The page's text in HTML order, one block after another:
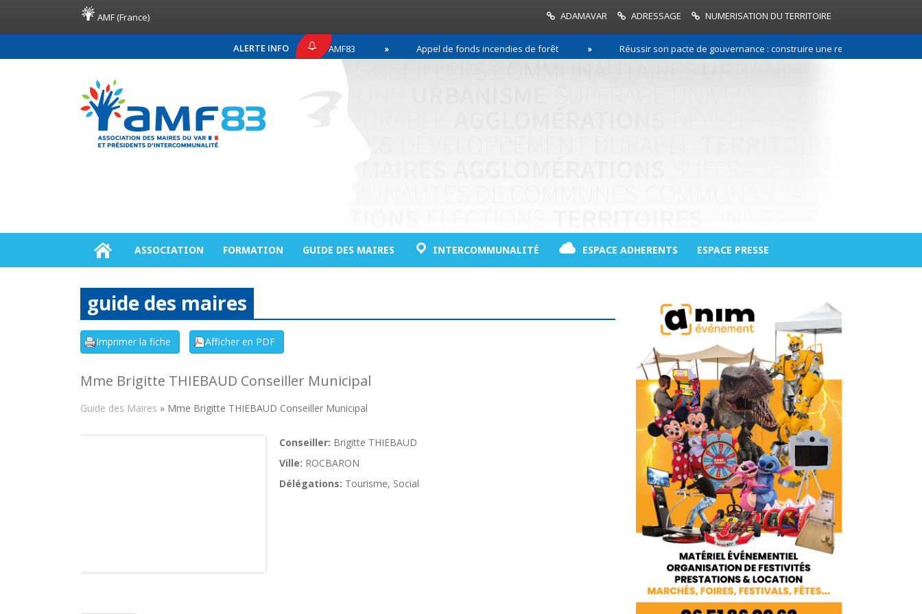
AMF (France) ADAMAVAR ADRESSAGE NUMERISATION DU TERRITOIRE
ALERTE INFO
COMMUNIQUÉ DE PRESSE AMF83 Appel de fonds incendies de forêt Réussir son pacte de gouvernance : construire une relation de confiance entre
ASSOCIATION FORMATION GUIDE DES MAIRES INTERCOMMUNALITÉ ESPACE ADHERENTS ESPACE PRESSE
guide des maires
Mme Brigitte THIEBAUD Conseiller Municipal
Guide des Maires » Mme Brigitte THIEBAUD Conseiller Municipal
Conseiller: Brigitte THIEBAUD
Ville: ROCBARON
Délégations: Tourisme, Social